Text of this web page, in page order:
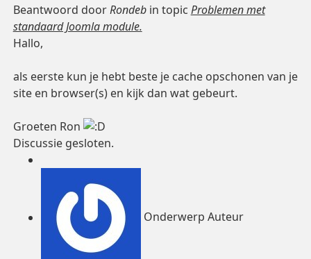
Beantwoord doorRondebin topic Problemen met
standaard Joomla module.
Hallo,
als eerste kun je hebt beste je cache opschonen van je
site en browser(s) en kijk dan wat gebeurt.
Groeten Ron
Discussie gesloten.
Onderwerp Auteur